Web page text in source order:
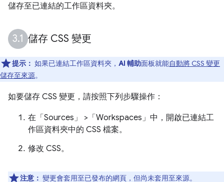
儲存至已連結的工作區資料夾。
儲存 CSS 變更
提示： 如果已連結工作區資料夾， AI 輔助面板就能自動將 CSS 變更
儲存至來源。
如要儲存 CSS 變更，請按照下列步驟操作：
在「Sources」 >「Workspaces」 中，開啟已連結工
作區資料夾中的 CSS 檔案。
修改 CSS。
注意： 變更會套用至已發布的網頁，但尚未套用至來源。